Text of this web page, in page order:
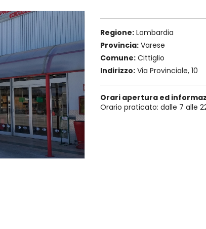
Regione: Lombardia
Provincia: Varese
Comune: Cittiglio
Indirizzo: Via Provinciale, 10
Orari apertura ed
Orario praticato: dalle 7 alle